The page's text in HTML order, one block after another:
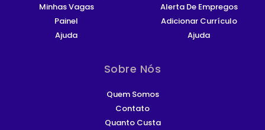
Minhas Vagas
Painel
Ajuda
Alerta De Empregos
Adicionar Currículo
Ajuda
Sobre Nós
Quem Somos
Contato
Quanto Custa